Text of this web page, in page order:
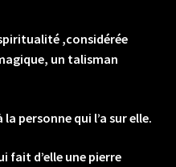
,considérée
un talisman
personne qui l’a sur elle.
fait d’elle une pierre